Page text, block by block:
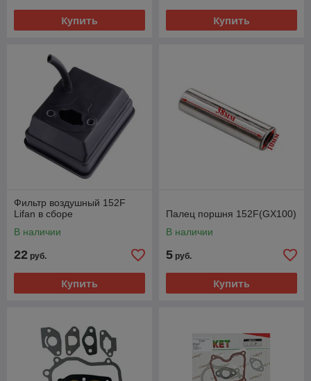
Купить Купить
Фильтр воздушный 152F
Lifan в сборе
В наличии
22 руб.
Купить
Палец поршня 152F(GX100)
В наличии
5 руб.
Купить